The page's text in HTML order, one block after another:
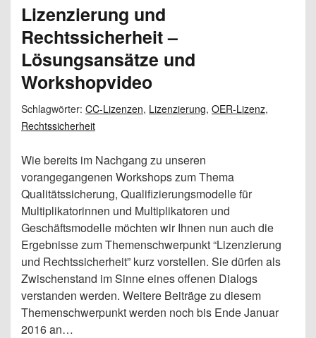
Lizenzierung und
Rechtssicherheit –
Lösungsansätze und
Workshopvideo
Schlagwörter: CC-Lizenzen, Lizenzierung, OER-Lizenz,
Rechtssicherheit
Wie bereits im Nachgang zu unseren
vorangegangenen Workshops zum Thema
Qualitätssicherung, Qualifizierungsmodelle für
Multiplikatorinnen und Multiplikatoren und
Geschäftsmodelle möchten wir Ihnen nun auch die
Ergebnisse zum Themenschwerpunkt “Lizenzierung
und Rechtssicherheit” kurz vorstellen. Sie dürfen als
Zwischenstand im Sinne eines offenen Dialogs
verstanden werden. Weitere Beiträge zu diesem
Themenschwerpunkt werden noch bis Ende Januar
2016 an…